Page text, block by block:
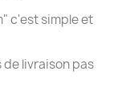
c'est simple et
de livraison pas